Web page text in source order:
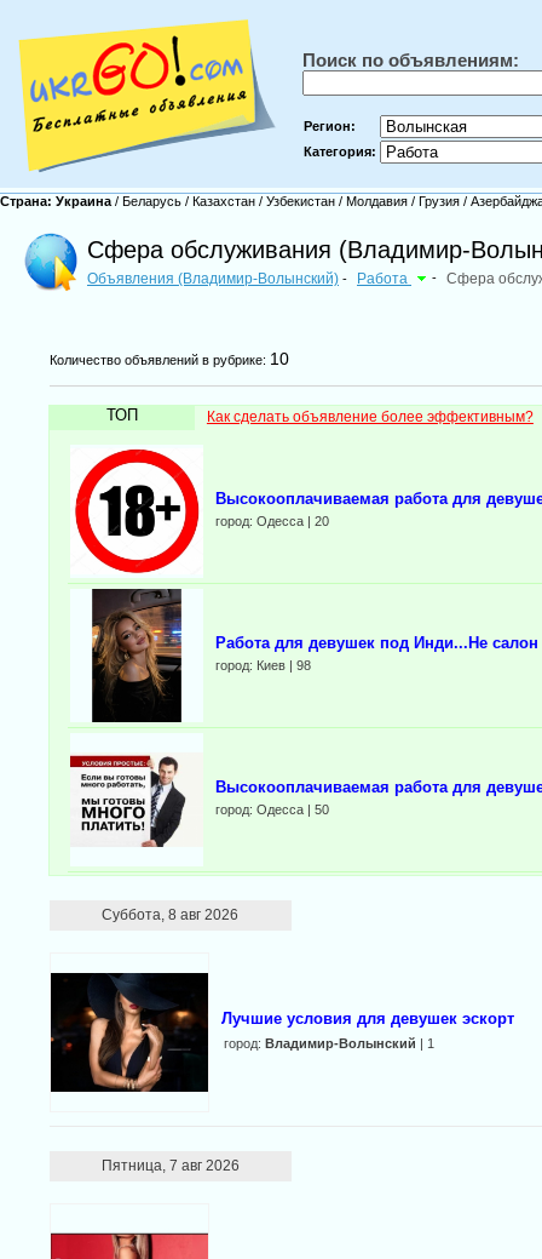
Поиск по объявлениям:
Регион:
Категория:
Страна: Украина / Беларусь / Казахстан / Узбекистан / Молдавия / Грузия /
Сфера обслуживания (Владимир-
Объявления (Владимир-Волынский) - Работа - Сфера
Количество объявлений в рубрике: 10
ТОП Как сделать объявление более эффективным?
Выcокооплачиваeмая работа для
город: Одесса | 20
Работа для девушек под Инди...Не салон
город: Киев | 98
Выcокооплачиваемая работа для
город: Одесса | 50
Суббота, 8 авг 2026
Лучшие условия для девушек эскорт
город: Владимир-Волынский | 1
Пятница, 7 авг 2026